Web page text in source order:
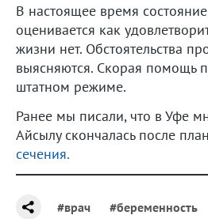
В настоящее время
оценивается как
жизни нет. Обстоятельства
выясняются. Скорая помощь
штатном режиме.
Ранее мы писали, что в Уфе
Айсылу скончалась после
сечения.
#врач #беременность